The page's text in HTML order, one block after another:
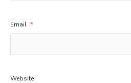
Email *
Website